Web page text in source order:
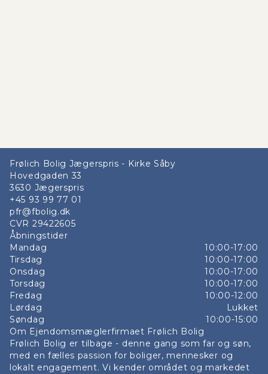
Frølich Bolig Jægerspris - Kirke Såby
Hovedgaden 33
3630 Jægerspris
+45 93 99 77 01
pfr@fbolig.dk
CVR 29422605
Åbningstider
Mandag
10:00-17:00
Tirsdag
10:00-17:00
Onsdag
10:00-17:00
Torsdag
10:00-17:00
Fredag
10:00-12:00
Lørdag
Lukket
Søndag
10:00-15:00
Om Ejendomsmæglerfirmaet Frølich Bolig
Frølich Bolig er tilbage - denne gang som far og søn,
med en fælles passion for boliger, mennesker og
lokalt engagement. Vi kender området og markedet